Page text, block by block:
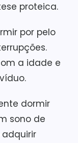
proteica.
por pelo
a idade e
dormir
sono de
adquirir